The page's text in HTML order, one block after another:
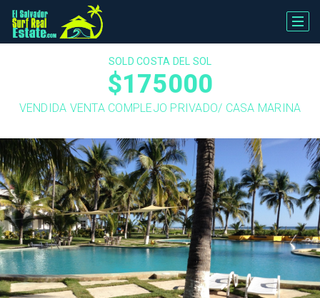
SOLD COSTA DEL SOL
$175000
VENDIDA VENTA COMPLEJO PRIVADO/ CASA MARINA